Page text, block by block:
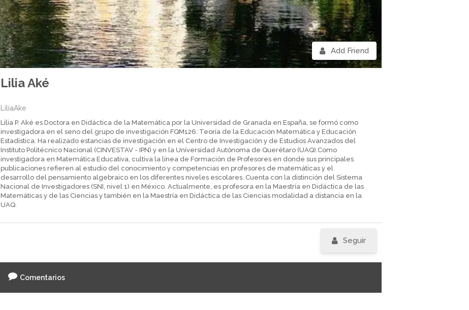
Add Friend
Lilia Aké
LiliaAke
Lilia P. Aké es Doctora en Didáctica de la Matemática por la Universidad de Granada en España, se formó como
investigadora en el seno del grupo de investigación FQM126: Teoría de la Educación Matemática y Educación
Estadística. Ha realizado estancias de investigación en el Centro de Investigación y de Estudios Avanzados del
Instituto Politécnico Nacional (CINVESTAV - IPN) y en la Universidad Autónoma de Querétaro (UAQ).Como
investigadora en Matemática Educativa, cultiva la línea de Formación de Profesores en donde sus principales
publicaciones refieren al estudio del conocimiento y competencias en profesores de matemáticas y el
desarrollo del pensamiento algebraico en los diferentes niveles escolares. Cuenta con la distinción del Sistema
Nacional de Investigadores (SNI, nivel 1) en México. Actualmente, es profesora en la Maestría en Didáctica de las
Matemáticas y de las Ciencias y también en la Maestría en Didáctica de las Ciencias modalidad a distancia en la
UAQ.
Seguir
Comentarios